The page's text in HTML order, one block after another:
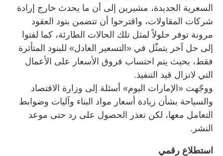
السعرية الجديدة، مشيرين إلى أن ما يحدث خارج إرادة
شركات المقاولات، واقترحوا أن تتضمن بنود العقود
مرونة توفر حلولاً لمثل تلك الحالات الطارئة، كما لفتوا
إلى حل آخر يتمثّل في «التسعير العادل» للبنود المتأثرة
فقط، بحيث يتم احتساب فروق الأسعار على الأعمال
التي لاتزال قيد التنفيذ.
ووجّهت «الإمارات اليوم» أسئلة إلى وزارة الاقتصاد
والسياحة بشأن زيادة أسعار مواد البناء وآليات وضوابط
التعامل معها، لكن تعذر الحصول على رد حتى موعد
النشر.
استطلاع رقمي